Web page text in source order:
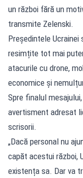
un război fără un
transmite Zelenski.
Președintele
resimțite tot mai
atacurile cu drone,
economice și
Spre finalul
avertisment adresat
scrisorii.
„Dacă personal nu
capăt acestui război,
existența sa. Dar va